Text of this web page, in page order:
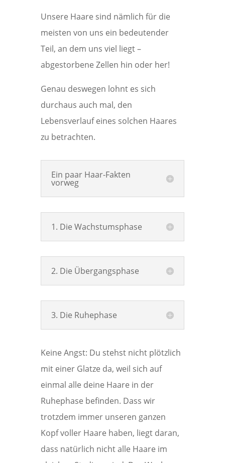
Unsere Haare sind nämlich für die
meisten von uns ein bedeutender
Teil, an dem uns viel liegt –
abgestorbene Zellen hin oder her!
Genau deswegen lohnt es sich
durchaus auch mal, den
Lebensverlauf eines solchen Haares
zu betrachten.
Ein paar Haar-Fakten
vorweg
1. Die Wachstumsphase
2. Die Übergangsphase
3. Die Ruhephase
Keine Angst: Du stehst nicht plötzlich
mit einer Glatze da, weil sich auf
einmal alle deine Haare in der
Ruhephase befinden. Dass wir
trotzdem immer unseren ganzen
Kopf voller Haare haben, liegt daran,
dass natürlich nicht alle Haare im